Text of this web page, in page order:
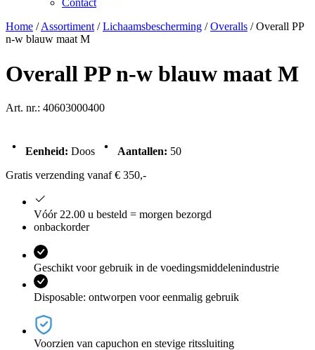
Contact
Home / Assortiment / Lichaamsbescherming / Overalls / Overall PP
n-w blauw maat M
Overall PP n-w blauw maat M
Art. nr.: 40603000400
Eenheid: Doos Aantallen: 50
Gratis verzending vanaf € 350,-
Vóór 22.00 u besteld = morgen bezorgd
onbackorder
Geschikt voor gebruik in de voedingsmiddelenindustrie
Disposable: ontworpen voor eenmalig gebruik
Voorzien van capuchon en stevige ritssluiting